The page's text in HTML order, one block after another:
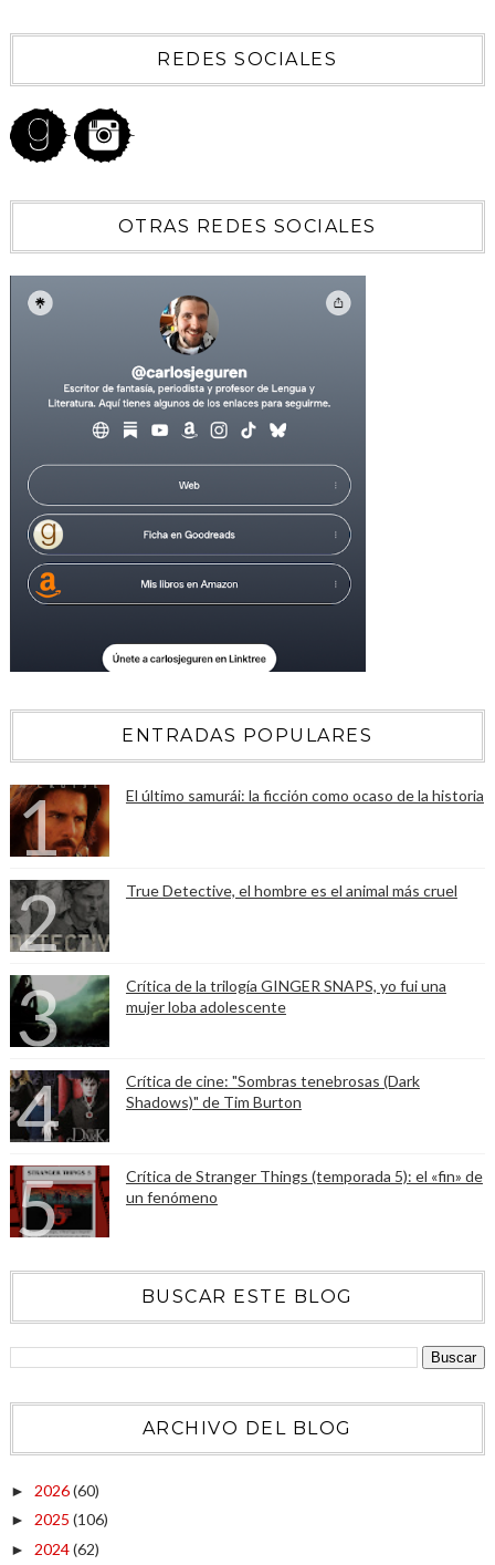
REDES SOCIALES
OTRAS REDES SOCIALES
ENTRADAS POPULARES
El último samurái: la ficción como ocaso de la historia
True Detective, el hombre es el animal más cruel
Crítica de la trilogía GINGER SNAPS, yo fui una
mujer loba adolescente
Crítica de cine: "Sombras tenebrosas (Dark
Shadows)" de Tim Burton
Crítica de Stranger Things (temporada 5): el «fin» de
un fenómeno
BUSCAR ESTE BLOG
ARCHIVO DEL BLOG
► 2026(60)
► 2025 (106)
► 2024(62)